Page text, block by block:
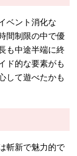
ベント消化な
間制限の中で優
も中途半端に終
ド的な要素がも
して遊べたかも
斬新で魅力的で